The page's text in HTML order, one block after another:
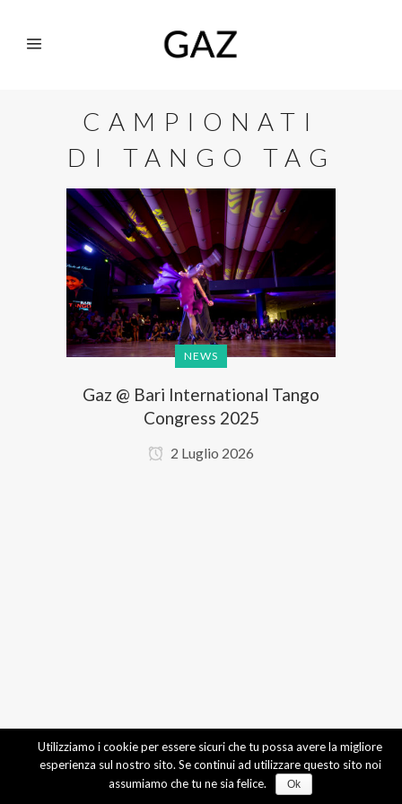
CAMPIONATI
DI TANGO TAG
NEWS
Gaz @ Bari International Tango
Congress 2025
2 Luglio 2026
Utilizziamo i cookie per essere sicuri che tu possa avere la migliore
esperienza sul nostro sito. Se continui ad utilizzare questo sito noi
assumiamo che tu ne sia felice.
Ok